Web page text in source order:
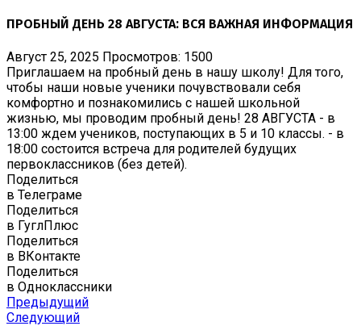
ПРОБНЫЙ ДЕНЬ 28 АВГУСТА: ВСЯ ВАЖНАЯ ИНФОРМАЦИЯ
Август 25, 2025 Просмотров: 1500
Приглашаем на пробный день в нашу школу! Для того,
чтобы наши новые ученики почувствовали себя
комфортно и познакомились с нашей школьной
жизнью, мы проводим пробный день! 28 АВГУСТА - в
13:00 ждем учеников, поступающих в 5 и 10 классы. - в
18:00 состоится встреча для родителей будущих
первоклассников (без детей).
Поделиться
в Телеграме
Поделиться
в ГуглПлюс
Поделиться
в ВКонтакте
Поделиться
в Одноклассники
Предыдущий
Следующий